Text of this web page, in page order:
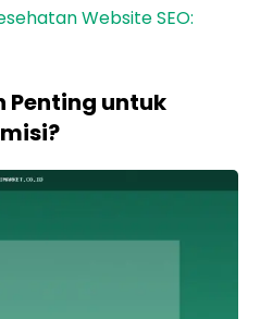
Website SEO:
Penting untuk